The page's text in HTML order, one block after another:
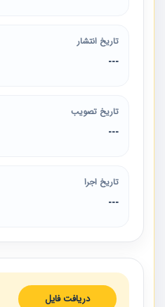
تاریخ انتشار
---
تاریخ تصویب
---
تاریخ اجرا
---
دریافت فایل